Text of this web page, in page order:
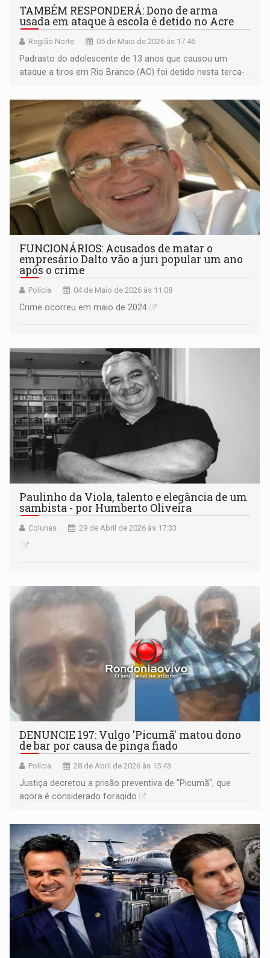
TAMBÉM RESPONDERÁ: Dono de arma
usada em ataque à escola é detido no Acre
Região Norte 05 de Maio de 2026 às 17:46
Padrasto do adolescente de 13 anos que causou um
ataque a tiros em Rio Branco (AC) foi detido nesta terça-
FUNCIONÁRIOS: Acusados de matar o
empresário Dalto vão a juri popular um ano
após o crime
Polícia 04 de Maio de 2026 às 11:08
Crime ocorreu em maio de 2024
Paulinho da Viola, talento e elegância de um
sambista - por Humberto Oliveira
Colunas 29 de Abril de 2026 às 17:33
DENUNCIE 197: Vulgo 'Picumã' matou dono
de bar por causa de pinga fiado
Polícia 28 de Abril de 2026 às 15:43
Justiça decretou a prisão preventiva de "Picumã", que
agora é considerado foragido